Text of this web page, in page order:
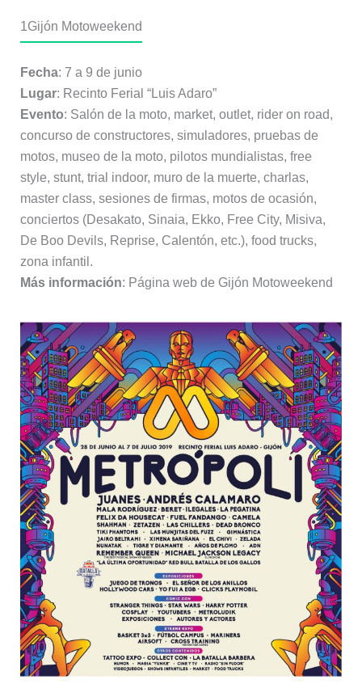
1Gijón Motoweekend
Fecha: 7 a 9 de junio
Lugar: Recinto Ferial “Luis Adaro”
Evento: Salón de la moto, market, outlet, rider on road,
concurso de constructores, simuladores, pruebas de
motos, museo de la moto, pilotos mundialistas, free
style, stunt, trial indoor, muro de la muerte, charlas,
master class, sesiones de firmas, motos de ocasión,
conciertos (Desakato, Sinaia, Ekko, Free City, Misiva,
De Boo Devils, Reprise, Calentón, etc.), food trucks,
zona infantil.
Más información: Página web de Gijón Motoweekend